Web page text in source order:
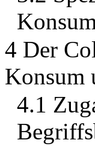
4 Der
Konsum
4.1